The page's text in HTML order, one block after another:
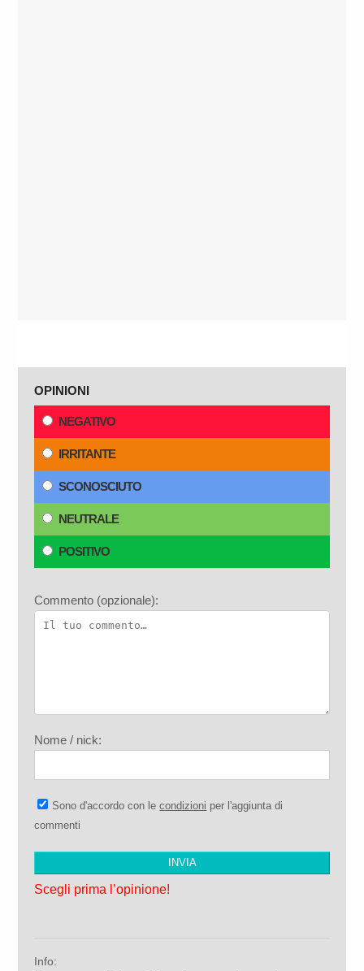
OPINIONI
NEGATIVO
IRRITANTE
SCONOSCIUTO
NEUTRALE
POSITIVO
Commento (opzionale):
Nome / nick:
Sono d'accordo con lecondizioni per l'aggiunta di
commenti
Scegli prima l’opinione!
Info: